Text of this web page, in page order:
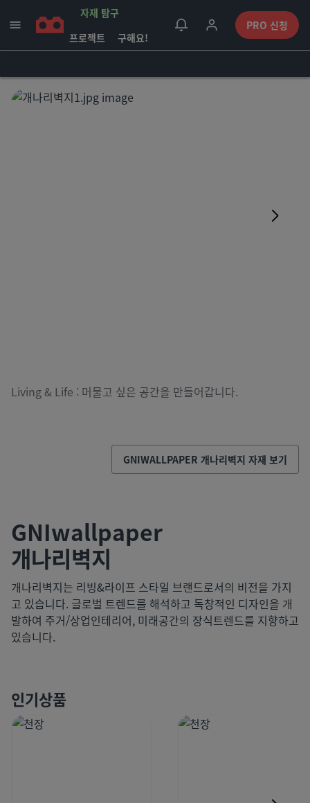
자재 탐구
프로젝트
구해요!
PRO 신청
Living & Life : 머물고 싶은 공간을 만들어갑니다.
GNIWALLPAPER 개나리벽지 자재 보기
GNIwallpaper
개나리벽지
개나리벽지는 리빙&라이프 스타일 브랜드로서의 비전을 가지
고 있습니다. 글로벌 트렌드를 해석하고 독창적인 디자인을 개
발하여 주거/상업인테리어, 미래공간의 장식트렌드를 지향하고
있습니다.
인기상품